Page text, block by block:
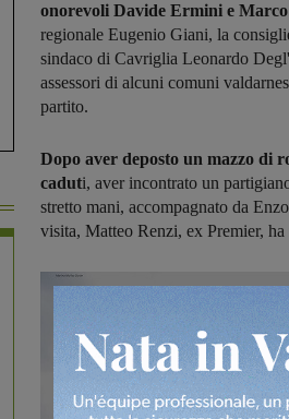
onorevoli Davide Ermini e
regionale Eugenio Giani, la
sindaco di Cavriglia Leonardo
assessori di alcuni comuni
partito.
Dopo aver deposto un mazzo di
caduti, aver incontrato un
stretto mani, accompagnato da
visita, Matteo Renzi, ex Premier,